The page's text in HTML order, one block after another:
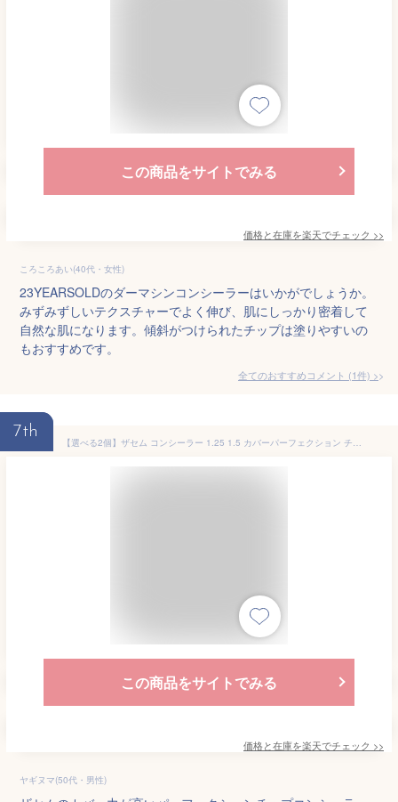
この商品をサイトでみる
価格と在庫を楽天でチェック >>
ころころあい(40代・女性)
23YEARSOLDのダーマシンコンシーラーはいかがでしょうか。
みずみずしいテクスチャーでよく伸び、肌にしっかり密着して
自然な肌になります。傾斜がつけられたチップは塗りやすいの
もおすすめです。
全てのおすすめコメント (1件) >
7th
【選べる2個】ザセム コンシーラー 1.25 1.5 カバーパーフェクション チップコンシーラー Cover Perfection Tip Concealer 6.5g ザセム theSAEM コンシーラー シミ消し クマ ケイト プチプラ 韓国公式
この商品をサイトでみる
価格と在庫を楽天でチェック >>
ヤギヌマ(50代・男性)